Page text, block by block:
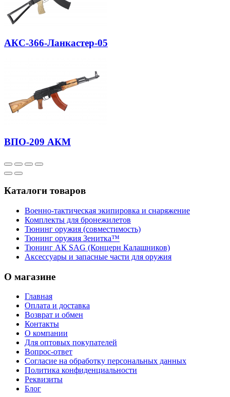
АКС-366-Ланкастер-05
ВПО-209 АКМ
Каталоги товаров
Военно-тактическая экипировка и снаряжение
Комплекты для бронежилетов
Тюнинг оружия (совместимость)
Тюнинг оружия Зенитка™
Тюнинг АК SAG (Концерн Калашников)
Аксессуары и запасные части для оружия
О магазине
Главная
Оплата и доставка
Возврат и обмен
Контакты
О компании
Для оптовых покупателей
Вопрос-ответ
Согласие на обработку персональных данных
Политика конфиденциальности
Реквизиты
Блог